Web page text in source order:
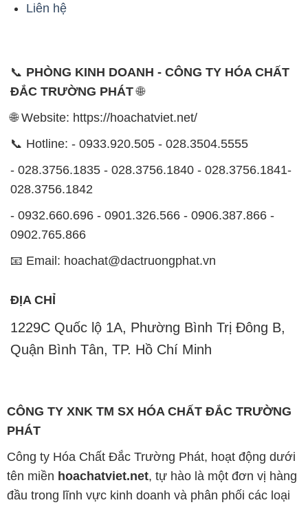
Liên hệ
📞 PHÒNG KINH DOANH - CÔNG TY HÓA CHẤT
ĐẮC TRƯỜNG PHÁT🌐
🌐 Website: https://hoachatviet.net/
📞 Hotline: - 0933.920.505 - 028.3504.5555
- 028.3756.1835 - 028.3756.1840 - 028.3756.1841-
028.3756.1842
- 0932.660.696 - 0901.326.566 - 0906.387.866 -
0902.765.866
📧 Email: hoachat@dactruongphat.vn
ĐỊA CHỈ
1229C Quốc lộ 1A, Phường Bình Trị Đông B,
Quận Bình Tân, TP. Hồ Chí Minh
CÔNG TY XNK TM SX HÓA CHẤT ĐẮC TRƯỜNG
PHÁT
Công ty Hóa Chất Đắc Trường Phát, hoạt động dưới
tên miền hoachatviet.net, tự hào là một đơn vị hàng
đầu trong lĩnh vực kinh doanh và phân phối các loại